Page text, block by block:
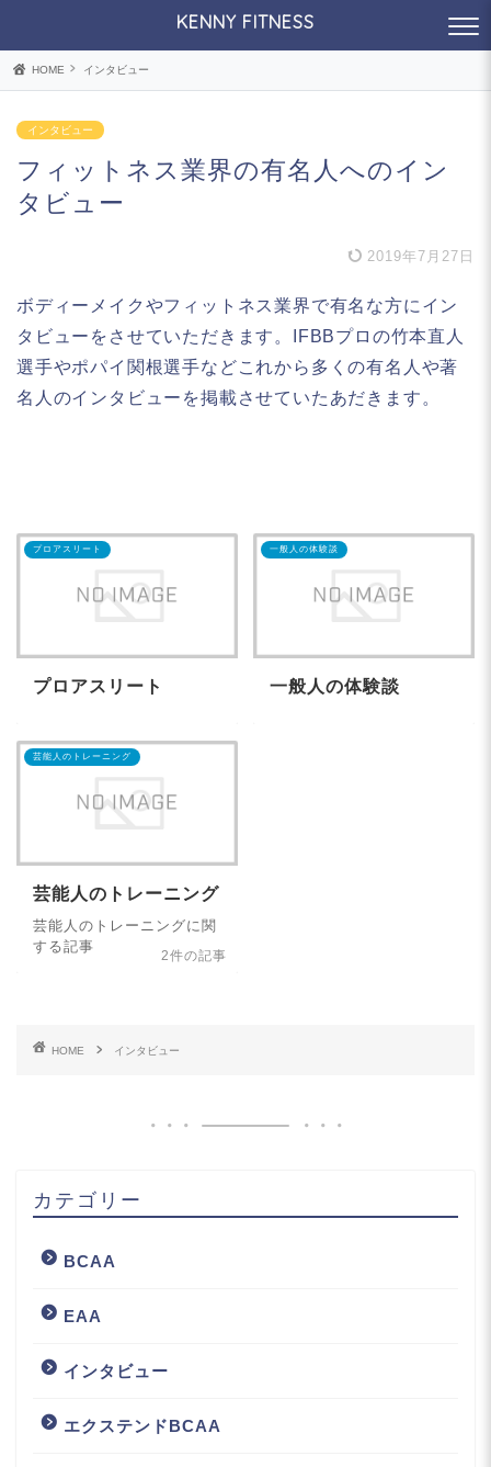
KENNY FITNESS
HOME インタビュー
インタビュー
フィットネス業界の有名人へのイン
タビュー
2019年7月27日
ボディーメイクやフィットネス業界で有名な方にイン
タビューをさせていただきます。IFBBプロの竹本直人
選手やポパイ関根選手などこれから多くの有名人や著
名人のインタビューを掲載させていたあだきます。
プロアスリート
プロアスリート
一般人の体験談
一般人の体験談
芸能人のトレーニング
芸能人のトレーニング
2件の記事
芸能人のトレーニングに関
する記事
HOME インタビュー
カテゴリー
BCAA
EAA
インタビュー
エクステンドBCAA